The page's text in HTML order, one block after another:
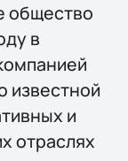
общество
в
известной
и
отраслях